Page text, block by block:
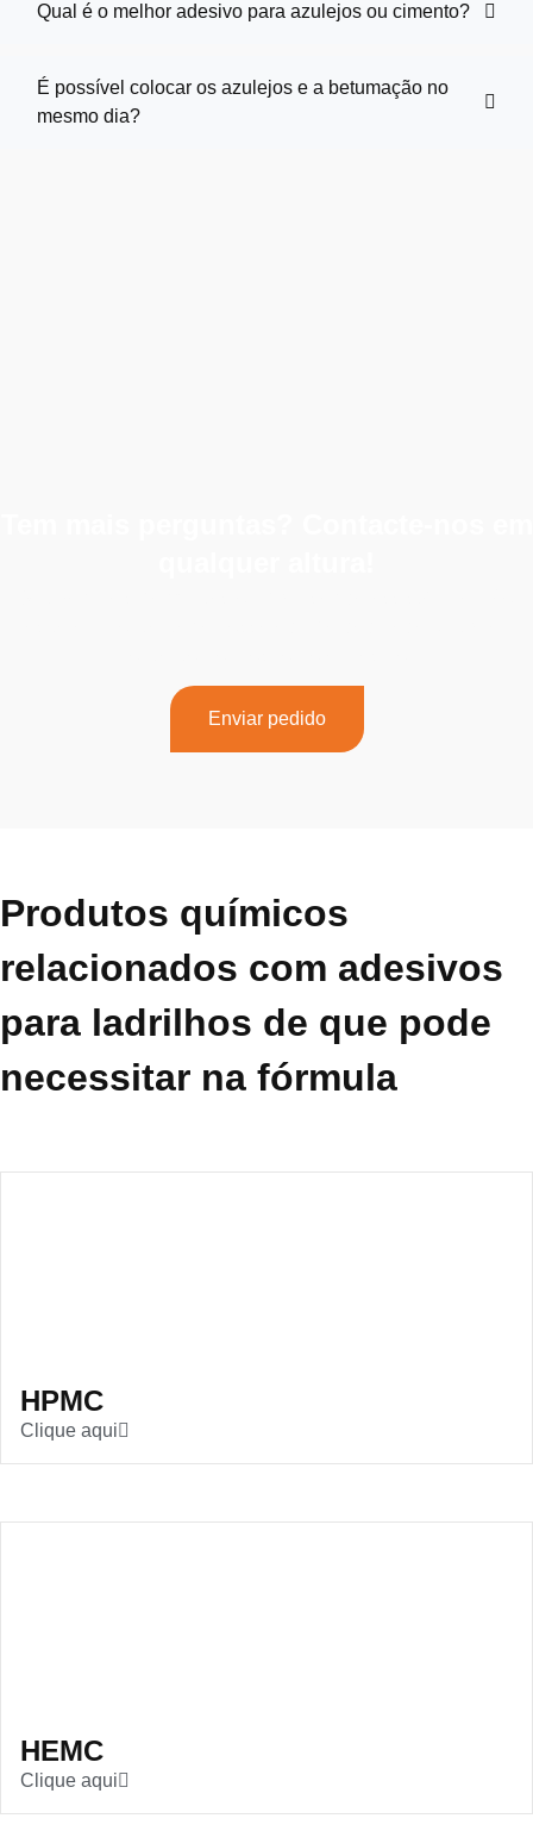
Qual é o melhor adesivo para azulejos ou cimento?
É possível colocar os azulejos e a betumação no
mesmo dia?
Enviar pedido
Produtos químicos
relacionados com adesivos
para ladrilhos de que pode
necessitar na fórmula
HPMC
Clique aqui
HEMC
Clique aqui